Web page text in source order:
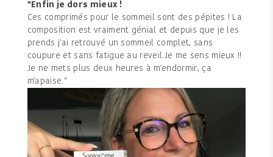
"Enfin je dors mieux !
Ces comprimés pour le sommeil sont des pépites ! La
composition est vraiment génial et depuis que je les
prends j'ai retrouvé un sommeil complet, sans
coupure et sans fatigue au reveil.Je me sens mieux !!
Je ne mets plus deux heures à m'endormir, ça
m'apaise."